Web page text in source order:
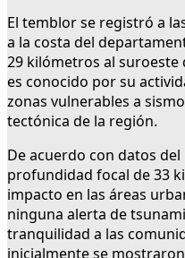
El temblor se registró a
a la costa del
29 kilómetros al suroeste
es conocido por su
zonas vulnerables a
tectónica de la región.
De acuerdo con datos
profundidad focal de 33
impacto en las áreas
ninguna alerta de
tranquilidad a las
inicialmente se